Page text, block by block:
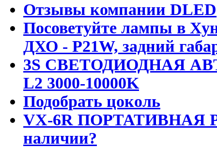
Отзывы компании DLED
Посоветуйте лампы в
ДХО - P21W, задний
3S СВЕТОДИОДНАЯ
L2 3000-10000K
Подобрать цоколь
VX-6R ПОРТАТИВНАЯ
наличии?